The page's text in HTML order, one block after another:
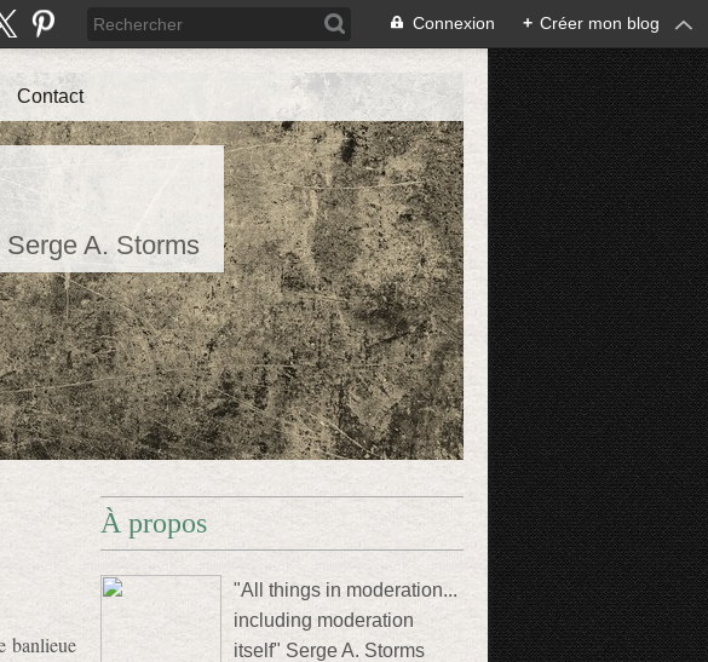
Connexion + Créer mon blog
A. Storms
Contact
banlieue
À propos
"All things in moderation...
including moderation
itself" Serge A. Storms